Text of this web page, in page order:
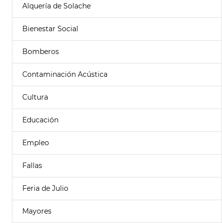
Alquería de Solache
Bienestar Social
Bomberos
Contaminación Acústica
Cultura
Educación
Empleo
Fallas
Feria de Julio
Mayores